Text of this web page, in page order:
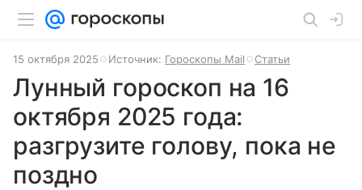
15 октября 2025 Источник: Гороскопы Mail Статьи
Лунный гороскоп на 16
октября 2025 года:
разгрузите голову, пока не
поздно